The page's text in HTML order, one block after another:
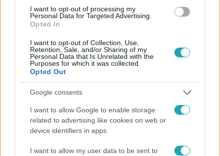
I want to opt-out of processing my
Personal Data for Targeted Advertising.
Opted In
I want to opt-out of Collection, Use,
Retention, Sale, and/or Sharing of my
Personal Data that Is Unrelated with the
Purposes for which it was collected.
Opted Out
Google consents
I want to allow Google to enable storage
related to advertising like cookies on web or
device identifiers in apps.
I want to allow my user data to be sent to
MESTERSÉGES INTELLIGENCIA #TISZA
MAGYAR PÉTER